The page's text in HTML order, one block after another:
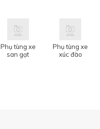
Phụ tùng xe
san gạt
Phụ tùng xe
xúc đào